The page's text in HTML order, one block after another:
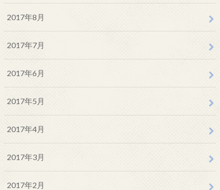
2017年8月
2017年7月
2017年6月
2017年5月
2017年4月
2017年3月
2017年2月